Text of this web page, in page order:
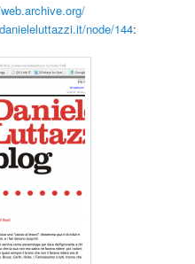
danieleluttazzi.it/node/144: